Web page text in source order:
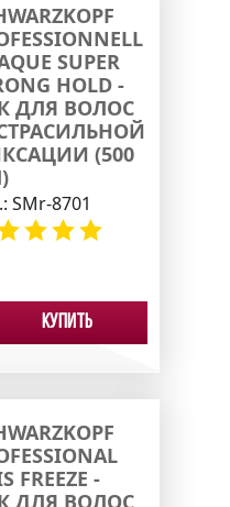
SUPER
HOLD -
ДЛЯ ВОЛОС
(500
SMr-8701
Купить
FREEZE -